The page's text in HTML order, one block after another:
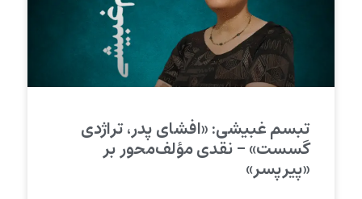
تبسم غبیشی: «افشای پدر، تراژدی
گسست» – نقدی مؤلف‌محور بر
«پیرپسر»